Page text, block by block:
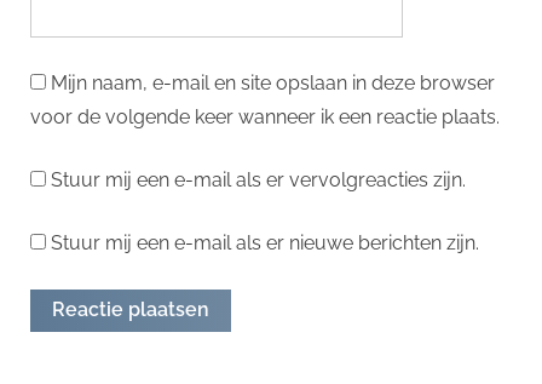
Mijn naam, e-mail en site opslaan in deze browser
voor de volgende keer wanneer ik een reactie plaats.
Stuur mij een e-mail als er vervolgreacties zijn.
Stuur mij een e-mail als er nieuwe berichten zijn.